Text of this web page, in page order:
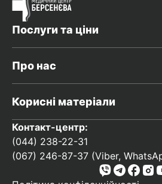
Послуги та ціни
Про нас
Корисні матеріали
Контакт-центр:
(044) 238-22-31
(067) 246-87-37 (Viber,